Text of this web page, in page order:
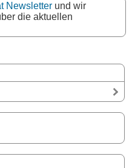
Newsletter und wir
die aktuellen